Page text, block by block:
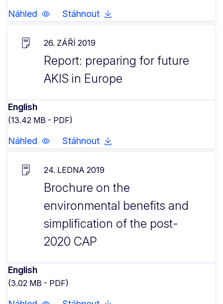
Náhled Stáhnout
26. ZÁŘÍ 2019
Report: preparing for future
AKIS in Europe
English
(13.42 MB - PDF)
Náhled Stáhnout
24. LEDNA 2019
Brochure on the
environmental benefits and
simplification of the post-
2020 CAP
English
(3.02 MB - PDF)